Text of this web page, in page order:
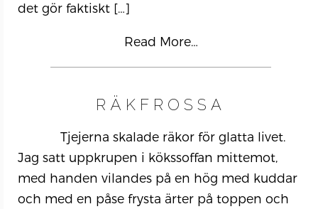
det gör faktiskt […]
Read More…
RÄKFROSSA
Tjejerna skalade räkor för glatta livet.
Jag satt uppkrupen i kökssoffan mittemot,
med handen vilandes på en hög med kuddar
och med en påse frysta ärter på toppen och